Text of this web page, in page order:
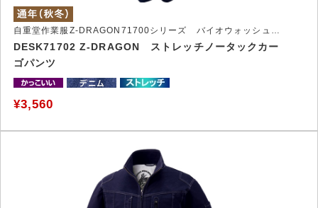
自重堂作業服Z-DRAGON71700シリーズ バイオウォッシュ加工を施したストレッチ作業服
DESK71702 Z-DRAGON ストレッチノータックカー
ゴパンツ
¥3,560